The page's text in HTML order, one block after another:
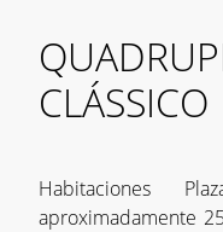
CLÁSSICO
Habitaciones
aproximadamente